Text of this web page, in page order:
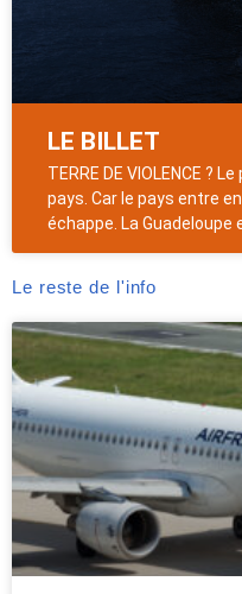
LE BILLET
TERRE DE VIOLENCE ?
pays. Car le pays entre
échappe. La Guadeloupe
Le reste de l'info